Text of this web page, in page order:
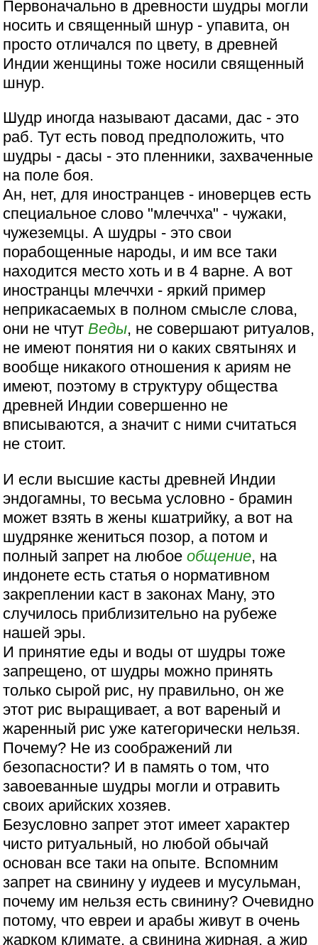
Первоначально в древности шудры могли
носить и священный шнур - упавита, он
просто отличался по цвету, в древней
Индии женщины тоже носили священный
шнур.
Шудр иногда называют дасами, дас - это
раб. Тут есть повод предположить, что
шудры - дасы - это пленники, захваченные
на поле боя.
Ан, нет, для иностранцев - иноверцев есть
специальное слово "млеччха" - чужаки,
чужеземцы. А шудры - это свои
порабощенные народы, и им все таки
находится место хоть и в 4 варне. А вот
иностранцы млеччхи - яркий пример
неприкасаемых в полном смысле слова,
они не чтутВеды, не совершают ритуалов,
не имеют понятия ни о каких святынях и
вообще никакого отношения к ариям не
имеют, поэтому в структуру общества
древней Индии совершенно не
вписываются, а значит с ними считаться
не стоит.
И если высшие касты древней Индии
эндогамны, то весьма условно - брамин
может взять в жены кшатрийку, а вот на
шудрянке жениться позор, а потом и
полный запрет на любоеобщение, на
индонете есть статья о нормативном
закреплении каст в законах Ману, это
случилось приблизительно на рубеже
нашей эры.
И принятие еды и воды от шудры тоже
запрещено, от шудры можно принять
только сырой рис, ну правильно, он же
этот рис выращивает, а вот вареный и
жаренный рис уже категорически нельзя.
Почему? Не из соображений ли
безопасности? И в память о том, что
завоеванные шудры могли и отравить
своих арийских хозяев.
Безусловно запрет этот имеет характер
чисто ритуальный, но любой обычай
основан все таки на опыте. Вспомним
запрет на свинину у иудеев и мусульман,
почему им нельзя есть свинину? Очевидно
потому, что евреи и арабы живут в очень
жарком климате, а свинина жирная, а жир